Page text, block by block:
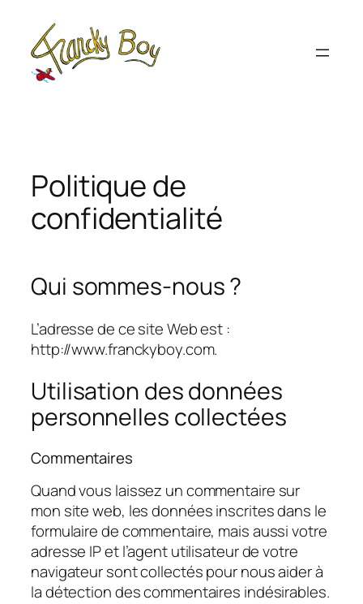
contenu
Politique de
confidentialité
Qui sommes-nous ?
L’adresse de ce site Web est :
http://www.franckyboy.com.
Utilisation des données
personnelles collectées
Commentaires
Quand vous laissez un commentaire sur
mon site web, les données inscrites dans le
formulaire de commentaire, mais aussi votre
adresse IP et l’agent utilisateur de votre
navigateur sont collectés pour nous aider à
la détection des commentaires indésirables.